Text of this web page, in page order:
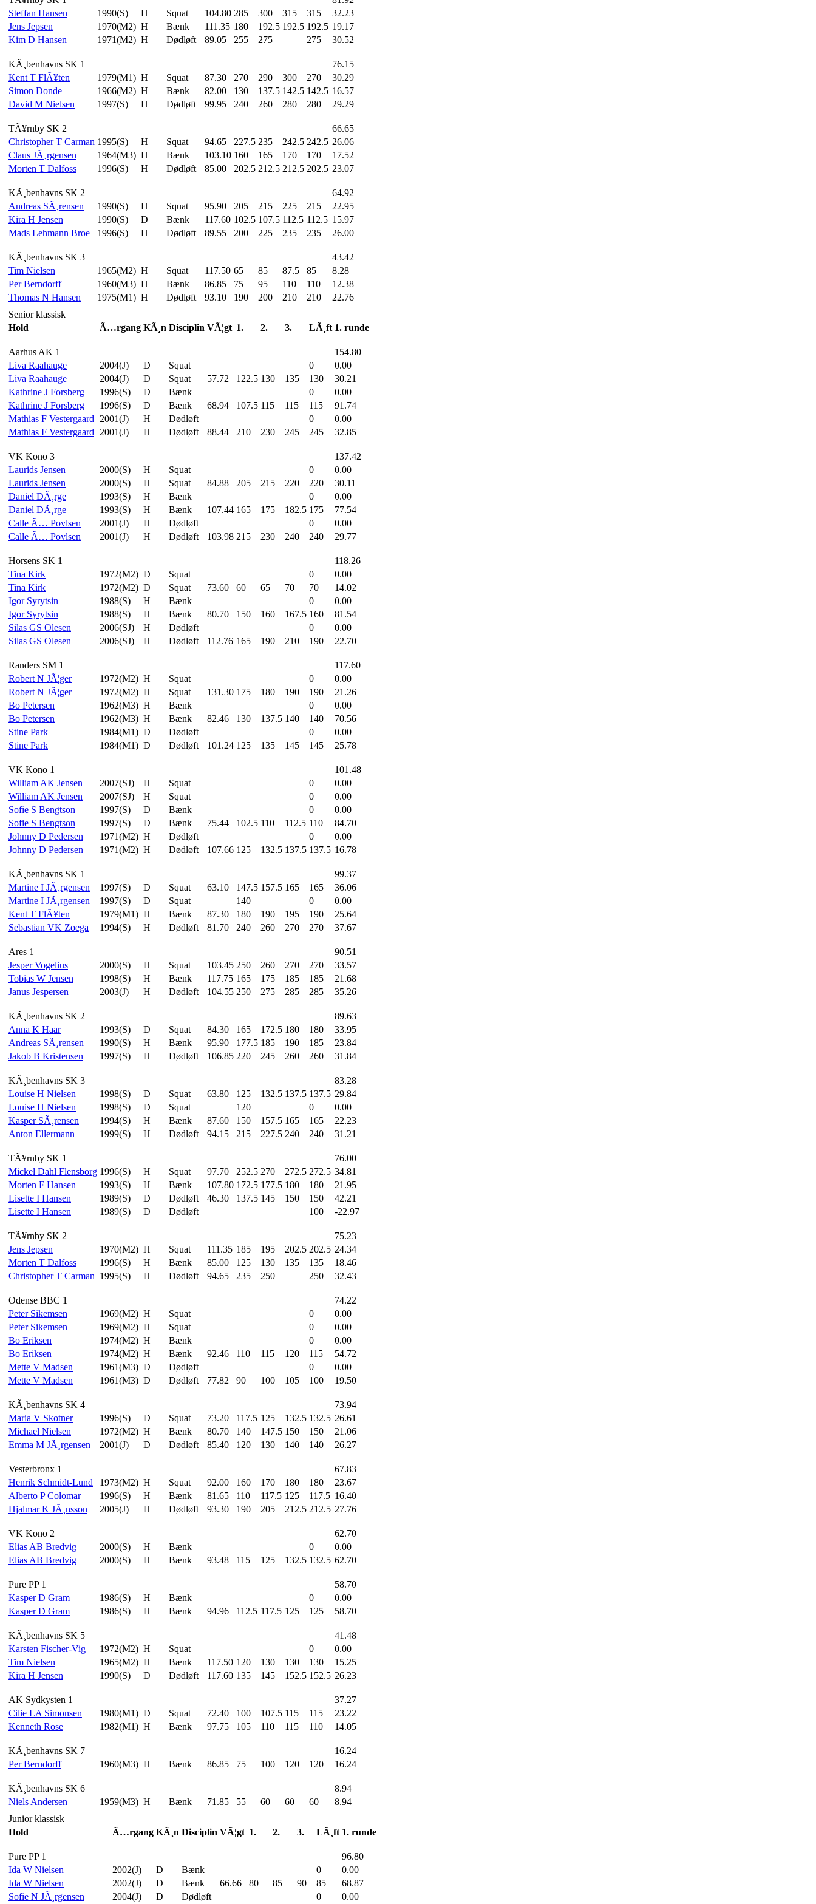
Steffan Hansen
1990(S) H Squat 104.80 285 300 315 315
32.23
Jens Jepsen
1970(M2) H Bænk 111.35 180 192.5 192.5 192.5 19.17
Kim D Hansen
1971(M2) H Dødløft 89.05 255 275 275 30.52
KÃ¸benhavns SK 1
76.15
Kent T FlÃ¥ten
1979(M1) H Squat 87.30 270 290 300 270
30.29
Simon Donde
1966(M2) H Bænk 82.00 130 137.5 142.5 142.5 16.57
David M Nielsen
1997(S) H Dødløft 99.95 240 260 280 280 29.29
TÃ¥rnby SK 2
66.65
Christopher T Carman 1995(S) H Squat 94.65 227.5 235 242.5 242.5 26.06
Claus JÃ¸rgensen
1964(M3) H Bænk 103.10 160 165 170 170
17.52
Morten T Dalfoss
1996(S) H Dødløft 85.00 202.5 212.5 212.5 202.5 23.07
KÃ¸benhavns SK 2
64.92
Andreas SÃ¸rensen
1990(S) H Squat 95.90 205 215 225 215
22.95
Kira H Jensen
1990(S) D Bænk 117.60 102.5 107.5 112.5 112.5 15.97
Mads Lehmann Broe
1996(S) H Dødløft 89.55 200 225 235 235 26.00
KÃ¸benhavns SK 3
43.42
Tim Nielsen
1965(M2) H Squat 117.50 65 85 87.5 85
8.28
Per Berndorff
1960(M3) H Bænk 86.85 75 95 110 110
12.38
Thomas N Hansen
1975(M1) H Dødløft 93.10 190 200 210 210
22.76
Senior klassisk
Hold
Ã…rgang KÃ¸n Disciplin VÃ¦gt 1. 2. 3. LÃ¸ft 1. runde
Aarhus AK 1
154.80
Liva Raahauge
2004(J) D Squat 0
0.00
Liva Raahauge
2004(J) D Squat 57.72 122.5 130 135 130
30.21
Kathrine J Forsberg
1996(S) D Bænk 0
0.00
Kathrine J Forsberg
1996(S) D Bænk 68.94 107.5 115 115 115
91.74
Mathias F Vestergaard
2001(J) H Dødløft 0
0.00
Mathias F Vestergaard
2001(J) H Dødløft 88.44 210 230 245 245 32.85
VK Kono 3
137.42
Laurids Jensen
2000(S) H Squat 0
0.00
Laurids Jensen
2000(S) H Squat 84.88 205 215 220 220
30.11
Daniel DÃ¸rge
1993(S) H Bænk 0
0.00
Daniel DÃ¸rge
1993(S) H Bænk 107.44 165 175 182.5 175
77.54
Calle Ã… Povlsen
2001(J) H Dødløft 0
0.00
Calle Ã… Povlsen
2001(J) H Dødløft 103.98 215 230 240 240 29.77
Horsens SK 1
118.26
Tina Kirk
1972(M2) D Squat 0
0.00
Tina Kirk
1972(M2) D Squat 73.60 60 65 70 70
14.02
Igor Syrytsin
1988(S) H Bænk 0
0.00
Igor Syrytsin
1988(S) H Bænk 80.70 150 160 167.5 160
81.54
Silas GS Olesen
2006(SJ) H Dødløft 0
0.00
Silas GS Olesen
2006(SJ) H Dødløft 112.76 165 190 210 190 22.70
Randers SM 1
117.60
Robert N JÃ¦ger
1972(M2) H Squat 0
0.00
Robert N JÃ¦ger
1972(M2) H Squat 131.30 175 180 190 190
21.26
Bo Petersen
1962(M3) H Bænk 0
0.00
Bo Petersen
1962(M3) H Bænk 82.46 130 137.5 140 140
70.56
Stine Park
1984(M1) D Dødløft 0
0.00
Stine Park
1984(M1) D Dødløft 101.24 125 135 145 145 25.78
VK Kono 1
101.48
William AK Jensen
2007(SJ) H Squat 0
0.00
William AK Jensen
2007(SJ) H Squat 0
0.00
Sofie S Bengtson
1997(S) D Bænk 0
0.00
Sofie S Bengtson
1997(S) D Bænk 75.44 102.5 110 112.5 110
84.70
Johnny D Pedersen
1971(M2) H Dødløft 0
0.00
Johnny D Pedersen
1971(M2) H Dødløft 107.66 125 132.5 137.5 137.5 16.78
KÃ¸benhavns SK 1
99.37
Martine I JÃ¸rgensen
1997(S) D Squat 63.10 147.5 157.5 165 165
36.06
Martine I JÃ¸rgensen
1997(S) D Squat 140 0
0.00
Kent T FlÃ¥ten
1979(M1) H Bænk 87.30 180 190 195 190
25.64
Sebastian VK Zoega
1994(S) H Dødløft 81.70 240 260 270 270 37.67
Ares 1
90.51
Jesper Vogelius
2000(S) H Squat 103.45 250 260 270 270
33.57
Tobias W Jensen
1998(S) H Bænk 117.75 165 175 185 185
21.68
Janus Jespersen
2003(J) H Dødløft 104.55 250 275 285 285 35.26
KÃ¸benhavns SK 2
89.63
Anna K Haar
1993(S) D Squat 84.30 165 172.5 180 180
33.95
Andreas SÃ¸rensen
1990(S) H Bænk 95.90 177.5 185 190 185
23.84
Jakob B Kristensen
1997(S) H Dødløft 106.85 220 245 260 260 31.84
KÃ¸benhavns SK 3
83.28
Louise H Nielsen
1998(S) D Squat 63.80 125 132.5 137.5 137.5 29.84
Louise H Nielsen
1998(S) D Squat 120 0
0.00
Kasper SÃ¸rensen
1994(S) H Bænk 87.60 150 157.5 165 165
22.23
Anton Ellermann
1999(S) H Dødløft 94.15 215 227.5 240 240 31.21
TÃ¥rnby SK 1
76.00
Mickel Dahl Flensborg 1996(S) H Squat 97.70 252.5 270 272.5 272.5 34.81
Morten F Hansen
1993(S) H Bænk 107.80 172.5 177.5 180 180
21.95
Lisette I Hansen
1989(S) D Dødløft 46.30 137.5 145 150 150
42.21
Lisette I Hansen
1989(S) D Dødløft 100 -22.97
TÃ¥rnby SK 2
75.23
Jens Jepsen
1970(M2) H Squat 111.35 185 195 202.5 202.5 24.34
Morten T Dalfoss
1996(S) H Bænk 85.00 125 130 135 135
18.46
Christopher T Carman 1995(S) H Dødløft 94.65 235 250 250 32.43
Odense BBC 1
74.22
Peter Sikemsen
1969(M2) H Squat 0
0.00
Peter Sikemsen
1969(M2) H Squat 0
0.00
Bo Eriksen
1974(M2) H Bænk 0
0.00
Bo Eriksen
1974(M2) H Bænk 92.46 110 115 120 115
54.72
Mette V Madsen
1961(M3) D Dødløft 0
0.00
Mette V Madsen
1961(M3) D Dødløft 77.82 90 100 105 100 19.50
KÃ¸benhavns SK 4
73.94
Maria V Skotner
1996(S) D Squat 73.20 117.5 125 132.5 132.5 26.61
Michael Nielsen
1972(M2) H Bænk 80.70 140 147.5 150 150
21.06
Emma M JÃ¸rgensen
2001(J) D Dødløft 85.40 120 130 140 140 26.27
Vesterbronx 1
67.83
Henrik Schmidt-Lund
1973(M2) H Squat 92.00 160 170 180 180
23.67
Alberto P Colomar
1996(S) H Bænk 81.65 110 117.5 125 117.5 16.40
Hjalmar K JÃ¸nsson
2005(J) H Dødløft 93.30 190 205 212.5 212.5 27.76
VK Kono 2
62.70
Elias AB Bredvig
2000(S) H Bænk 0
0.00
Elias AB Bredvig
2000(S) H Bænk 93.48 115 125 132.5 132.5 62.70
Pure PP 1
58.70
Kasper D Gram
1986(S) H Bænk 0
0.00
Kasper D Gram
1986(S) H Bænk 94.96 112.5 117.5 125 125 58.70
KÃ¸benhavns SK 5
41.48
Karsten Fischer-Vig
1972(M2) H Squat 0
0.00
Tim Nielsen
1965(M2) H Bænk 117.50 120 130 130 130
15.25
Kira H Jensen
1990(S) D Dødløft 117.60 135 145 152.5 152.5 26.23
AK Sydkysten 1
37.27
Cilie LA Simonsen
1980(M1) D Squat 72.40 100 107.5 115 115
23.22
Kenneth Rose
1982(M1) H Bænk 97.75 105 110 115 110 14.05
KÃ¸benhavns SK 7
16.24
Per Berndorff
1960(M3) H Bænk 86.85 75 100 120 120 16.24
KÃ¸benhavns SK 6
8.94
Niels Andersen
1959(M3) H Bænk 71.85 55 60 60 60
8.94
Junior klassisk
Hold
Ã…rgang KÃ¸n Disciplin VÃ¦gt 1. 2. 3. LÃ¸ft 1. runde
Pure PP 1
96.80
Ida W Nielsen
2002(J) D Bænk 0
0.00
Ida W Nielsen
2002(J) D Bænk 66.66 80 85 90 85
68.87
Sofie N JÃ¸rgensen
2004(J) D Dødløft 0 0.00